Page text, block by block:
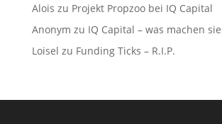
Alois zu Projekt Propzoo bei IQ Capital
Anonym zu IQ Capital – was machen
Loisel zu Funding Ticks – R.I.P.